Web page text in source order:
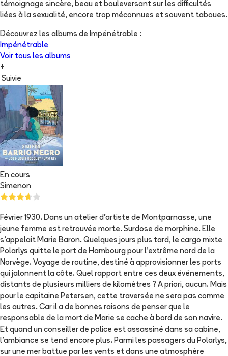
témoignage sincère, beau et bouleversant sur les difficultés
liées à la sexualité, encore trop méconnues et souvent taboues.
Découvrez les albums de Impénétrable :
Impénétrable
Voir tous les albums
+
Suivie
En cours
Simenon
Février 1930. Dans un atelier d'artiste de Montparnasse, une
jeune femme est retrouvée morte. Surdose de morphine. Elle
s'appelait Marie Baron. Quelques jours plus tard, le cargo mixte
Polarlys quitte le port de Hambourg pour l'extrême nord de la
Norvège. Voyage de routine, destiné à approvisionner les ports
qui jalonnent la côte. Quel rapport entre ces deux événements,
distants de plusieurs milliers de kilomètres ? A priori, aucun. Mais
pour le capitaine Petersen, cette traversée ne sera pas comme
les autres. Car il a de bonnes raisons de penser que le
responsable de la mort de Marie se cache à bord de son navire.
Et quand un conseiller de police est assassiné dans sa cabine,
l'ambiance se tend encore plus. Parmi les passagers du Polarlys,
sur une mer battue par les vents et dans une atmosphère